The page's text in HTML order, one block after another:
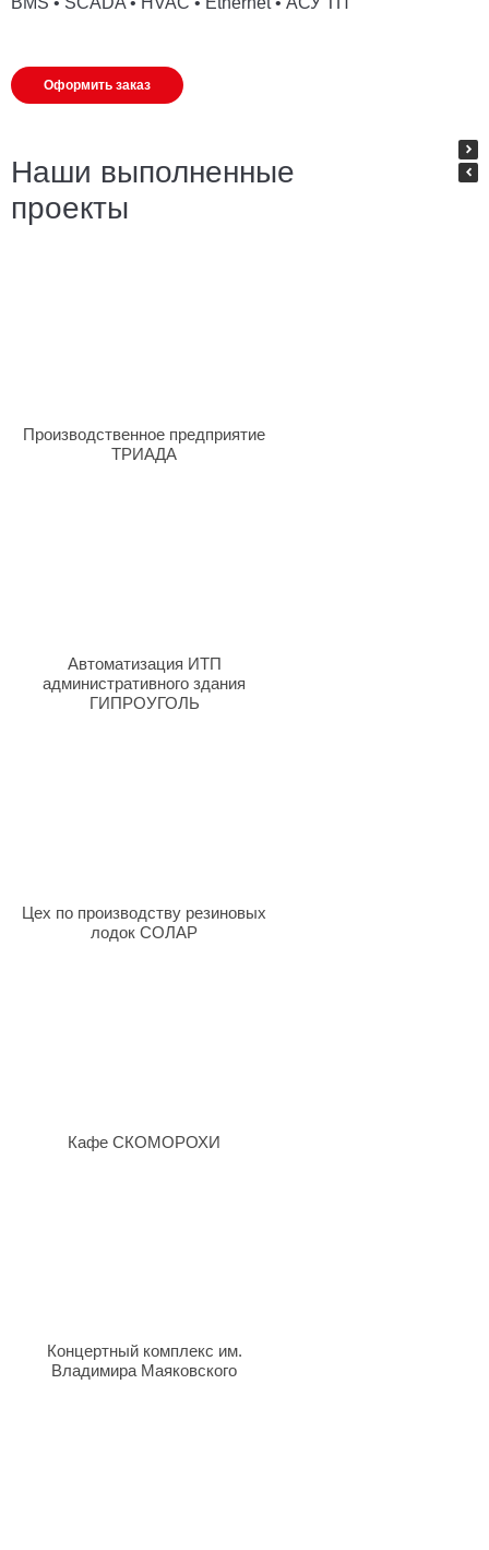
Оформить заказ
Наши выполненные
проекты
Производственное предприятие
ТРИАДА
Автоматизация ИТП
административного здания
ГИПРОУГОЛЬ
Цех по производству резиновых
лодок СОЛАР
Кафе СКОМОРОХИ
Концертный комплекс им.
Владимира Маяковского